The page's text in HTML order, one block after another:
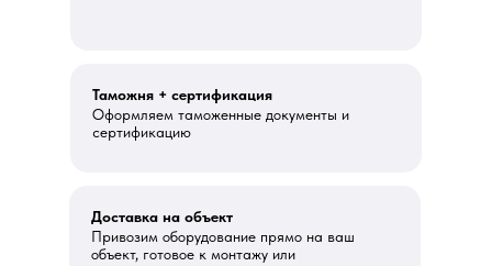
Доставка на объект
Привозим оборудование прямо на ваш
объект, готовое к монтажу или
Таможня + сертификация
Оформляем таможенные документы и
сертификацию